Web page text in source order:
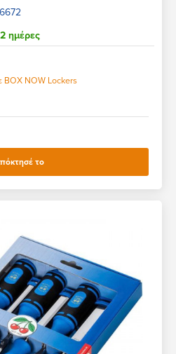
ημέρες
NOW Lockers
το